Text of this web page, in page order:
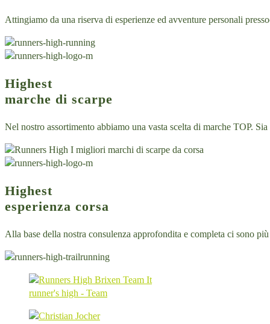
Attingiamo da una riserva di esperienze ed avventure personali
Highest
marche di scarpe
Nel nostro assortimento abbiamo una vasta scelta di marche TOP.
Highest
esperienza corsa
Alla base della nostra consulenza approfondita e completa ci sono
runner's high - Team